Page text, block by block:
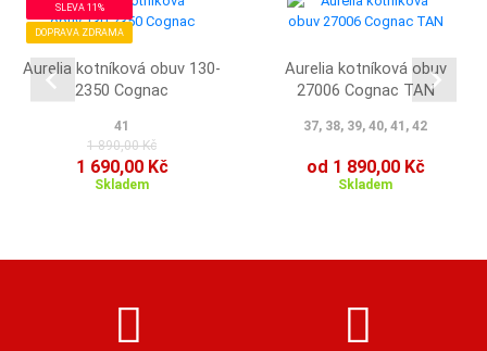
SLEVA 11%
DOPRAVA ZDRAMA
Aurelia kotníková obuv 130-
2350 Cognac
41
1 890,00 Kč
1 690,00 Kč
Skladem
Aurelia kotníková obuv
27006 Cognac TAN
37, 38, 39, 40, 41, 42
od 1 890,00 Kč
Skladem